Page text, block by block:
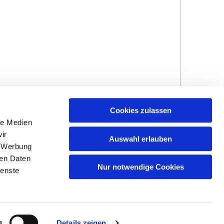
Medien
Daten
Cookies zulassen
Auswahl erlauben
Nur notwendige Cookies
Impressum und